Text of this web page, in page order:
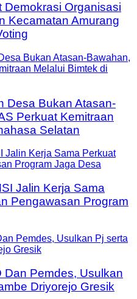
Organisasi
Kecamatan Amurang
Desa Bukan Atasan-
Perkuat Kemitraan
Selatan
Jalin Kerja Sama
Pengawasan Program
Dan Pemdes, Usulkan
Driyorejo Gresik